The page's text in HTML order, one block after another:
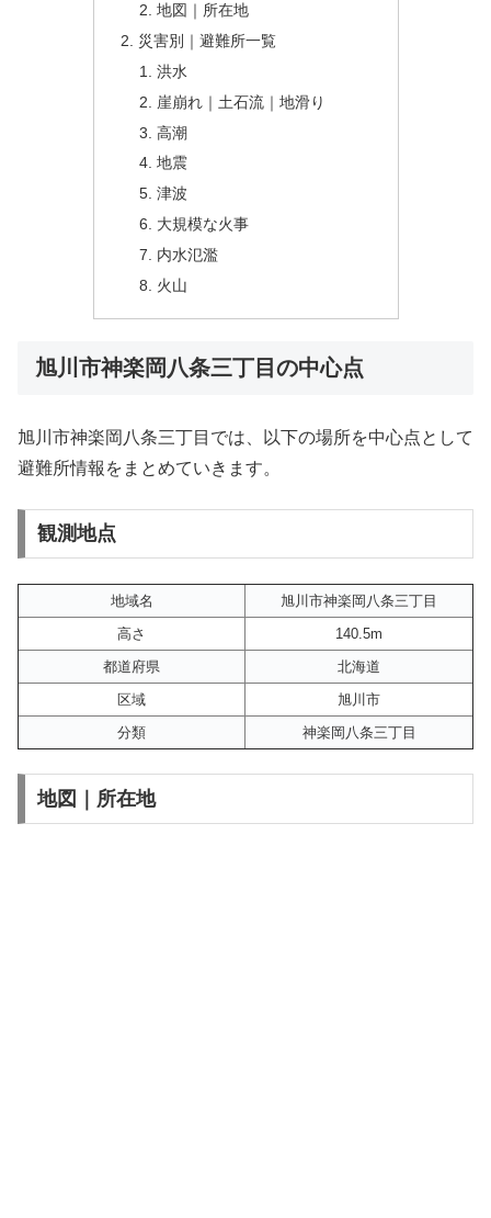
地図｜所在地
災害別｜避難所一覧
洪水
崖崩れ｜土石流｜地滑り
高潮
地震
津波
大規模な火事
内水氾濫
火山
旭川市神楽岡八条三丁目の中心点
旭川市神楽岡八条三丁目では、以下の場所を中心点として
避難所情報をまとめていきます。
観測地点
地域名
旭川市神楽岡八条三丁目
高さ
140.5m
都道府県
北海道
区域
旭川市
分類
神楽岡八条三丁目
地図｜所在地